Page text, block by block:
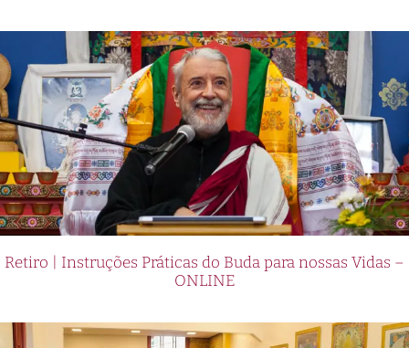
Retiro | Instruções Práticas do Buda para nossas Vidas –
ONLINE